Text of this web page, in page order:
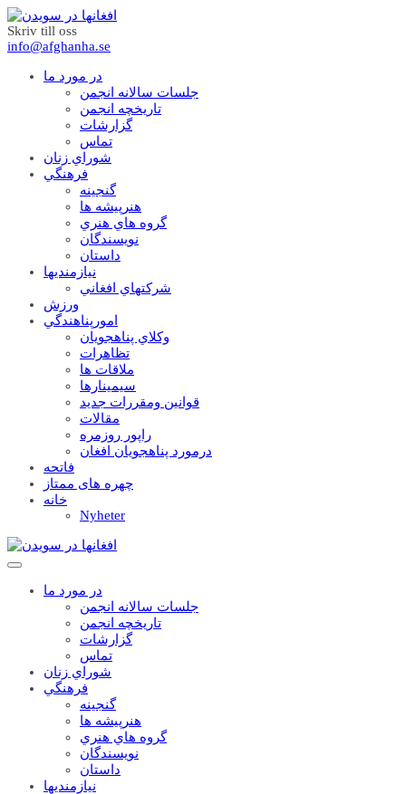
Skriv till oss
info@afghanha.se
در مورد ما
جلسات سالانه انجمن
تاریخچه انجمن
گزارشات
تماس
شوراي زنان
فرهنگي
گنجينه
هنرپيشه ها
گروه هاي هنري
نويسندگان
داستان
نيازمنديها
شرکتهاي افغاني
ورزش
امورپناهندگي
وکلاي پناهجويان
تظاهرات
ملاقات ها
سيمينارها
قوانين ومقررات جديد
مقالات
راپور روزمره
درمورد پناهجويان افغان
فاتحه
چهره های ممتاز
خانه
Nyheter
در مورد ما
جلسات سالانه انجمن
تاریخچه انجمن
گزارشات
تماس
شوراي زنان
فرهنگي
گنجينه
هنرپيشه ها
گروه هاي هنري
نويسندگان
داستان
نيازمنديها